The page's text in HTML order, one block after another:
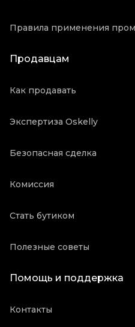
Правила применения
Продавцам
Как продавать
Экспертиза Oskelly
Безопасная сделка
Комиссия
Стать бутиком
Полезные советы
Помощь и поддержка
Контакты